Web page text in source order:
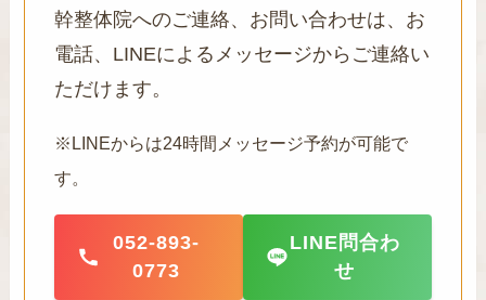
幹整体院へのご連絡、お問い合わせは、お
電話、LINEによるメッセージからご連絡い
ただけます。
※LINEからは24時間メッセージ予約が可能で
す。
052-893-
0773
LINE問合わ
せ